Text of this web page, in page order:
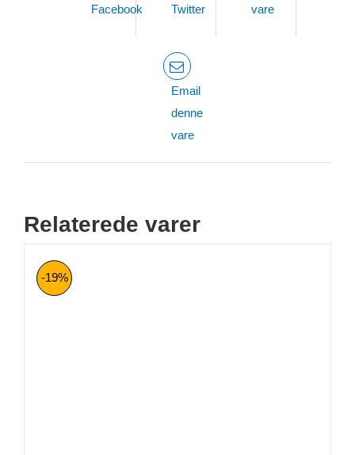
Facebook Twitter vare
Email
denne
vare
Relaterede varer
-19%